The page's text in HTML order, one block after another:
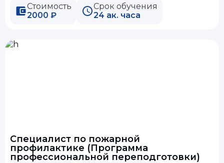
Стоимость
2000 ₽
Срок обучения
24 ак. часа
Специалист по пожарной
профилактике (Программа
профессиональной переподготовки)